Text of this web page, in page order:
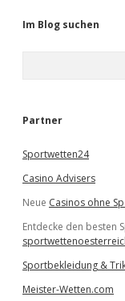
Im Blog suchen
e
Partner
Sportwetten24
Casino Advisers
Neue Casinos ohne
Entdecke den besten
Sportbekleidung &
Meister-Wetten.com